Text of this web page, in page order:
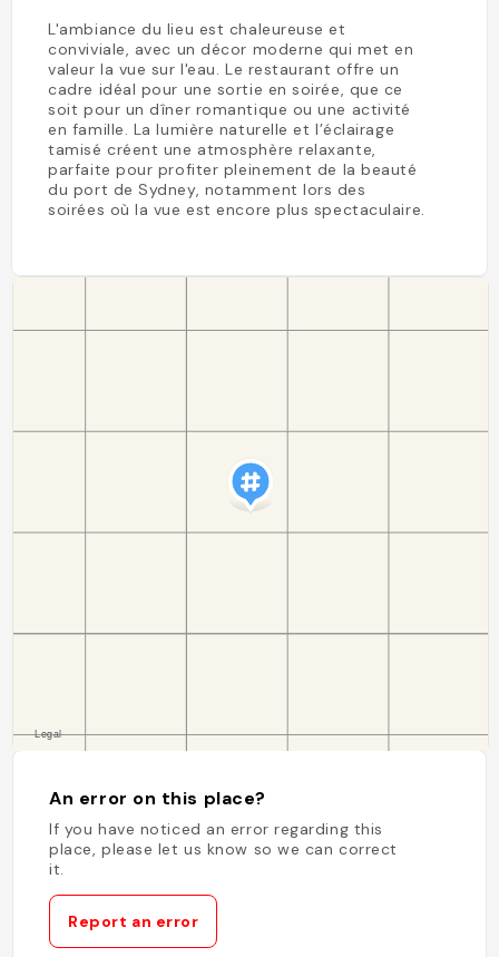
L'ambiance du lieu est chaleureuse et
conviviale, avec un décor moderne qui met en
valeur la vue sur l'eau. Le restaurant offre un
cadre idéal pour une sortie en soirée, que ce
soit pour un dîner romantique ou une activité
en famille. La lumière naturelle et l’éclairage
tamisé créent une atmosphère relaxante,
parfaite pour profiter pleinement de la beauté
du port de Sydney, notamment lors des
soirées où la vue est encore plus spectaculaire.
An error on this place?
If you have noticed an error regarding this
place, please let us know so we can correct
it.
Report an error